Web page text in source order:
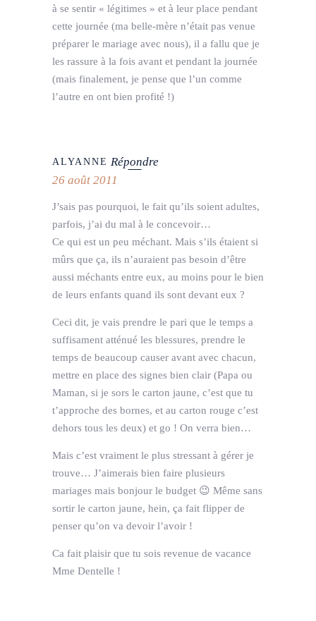
à se sentir « légitimes » et à leur place pendant
cette journée (ma belle-mère n’était pas venue
préparer le mariage avec nous), il a fallu que je
les rassure à la fois avant et pendant la journée
(mais finalement, je pense que l’un comme
l’autre en ont bien profité !)
ALYANNE Répondre
26 août 2011
J’sais pas pourquoi, le fait qu’ils soient adultes,
parfois, j’ai du mal à le concevoir…
Ce qui est un peu méchant. Mais s’ils étaient si
mûrs que ça, ils n’auraient pas besoin d’être
aussi méchants entre eux, au moins pour le bien
de leurs enfants quand ils sont devant eux ?
Ceci dit, je vais prendre le pari que le temps a
suffisament atténué les blessures, prendre le
temps de beaucoup causer avant avec chacun,
mettre en place des signes bien clair (Papa ou
Maman, si je sors le carton jaune, c’est que tu
t’approche des bornes, et au carton rouge c’est
dehors tous les deux) et go ! On verra bien…
Mais c’est vraiment le plus stressant à gérer je
trouve… J’aimerais bien faire plusieurs
mariages mais bonjour le budget 😉 Même sans
sortir le carton jaune, hein, ça fait flipper de
penser qu’on va devoir l’avoir !
Ca fait plaisir que tu sois revenue de vacance
Mme Dentelle !